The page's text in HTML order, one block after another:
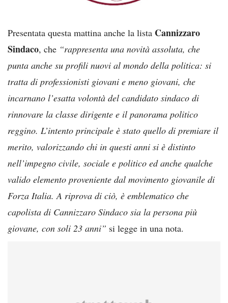
Presentata questa mattina anche la lista Cannizzaro
Sindaco, che “rappresenta una novità assoluta, che
punta anche su profili nuovi al mondo della politica: si
tratta di professionisti giovani e meno giovani, che
incarnano l’esatta volontà del candidato sindaco di
rinnovare la classe dirigente e il panorama politico
reggino. L’intento principale è stato quello di premiare il
merito, valorizzando chi in questi anni si è distinto
nell’impegno civile, sociale e politico ed anche qualche
valido elemento proveniente dal movimento giovanile di
Forza Italia. A riprova di ciò, è emblematico che
capolista di Cannizzaro Sindaco sia la persona più
giovane, con soli 23 anni” si legge in una nota.